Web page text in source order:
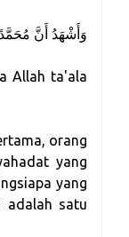
وَأَشْهَدُ أَنَّ
Allah ta'ala
orang
yang
yang
adalah satu